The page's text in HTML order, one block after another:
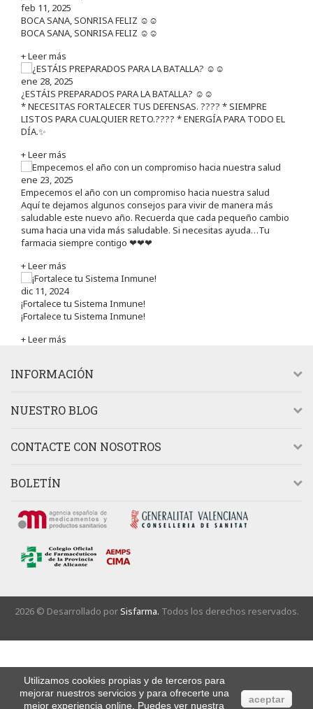
feb 11, 2025
BOCA SANA, SONRISA FELIZ ☺️☺️
BOCA SANA, SONRISA FELIZ ☺️☺️
+ Leer más
ene 28, 2025
¿ESTÁIS PREPARADOS PARA LA BATALLA? ☺️☺️
* NECESITAS FORTALECER TUS DEFENSAS. ????️ * SIEMPRE
LISTOS PARA CUALQUIER RETO.???? * ENERGÍA PARA TODO EL
DÍA.✨
+ Leer más
ene 23, 2025
Empecemos el año con un compromiso hacia nuestra salud
Aquí te dejamos algunos consejos para vivir de manera más
saludable este nuevo año. Recuerda que cada pequeño cambio
suma hacia una vida más saludable. Si necesitas ayuda…Tu
farmacia siempre contigo ❤❤❤
+ Leer más
dic 11, 2024
¡Fortalece tu Sistema Inmune!
¡Fortalece tu Sistema Inmune!
+ Leer más
INFORMACIÓN
NUESTRO BLOG
CONTACTE CON NOSOTROS
BOLETÍN
Utilizamos cookies propias y de terceros para
mejorar nuestros servicios y para ofrecerte una
mejor experiencia online. Puedes ver nuestra
aceptar
2026 © Desarrollado porSisfarma. Todos los derechos reservados.